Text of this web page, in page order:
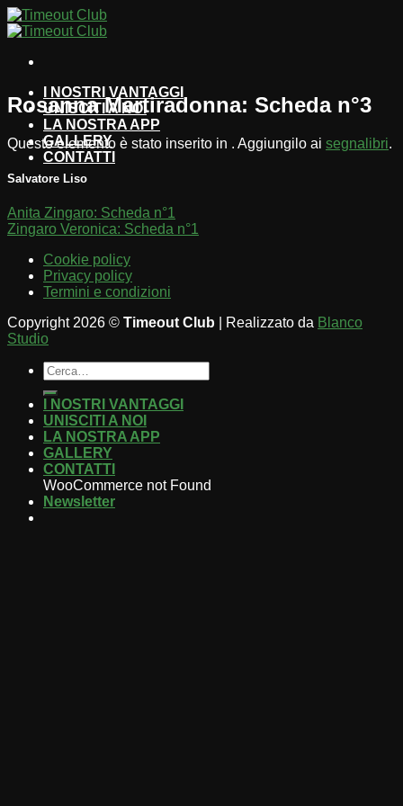
Salta
ai
I NOSTRI VANTAGGI
UNISCITI A NOI
LA NOSTRA APP
GALLERY
CONTATTI
Rosanna Martiradonna: Scheda n°3
Questo elemento è stato inserito in . Aggiungilo ai segnalibri.
Salvatore Liso
Anita Zingaro: Scheda n°1
Zingaro Veronica: Scheda n°1
Cookie policy
Privacy policy
Termini e condizioni
Copyright 2026 © Timeout Club | Realizzato da Blanco
Studio
I NOSTRI VANTAGGI
UNISCITI A NOI
LA NOSTRA APP
GALLERY
CONTATTI
WooCommerce not Found
Newsletter